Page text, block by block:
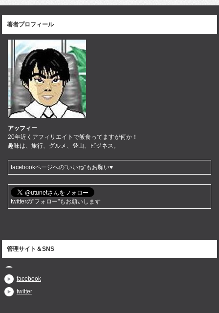
著者プロフィール
アッフィー
20年近くアフィリエイトで飯食ってますが何か！
趣味は、旅行、グルメ、登山、ビジネス。
facebookページへの"いいね"もお願い♥
twitterの"フォロー"もお願いします
管理サイト＆SNS
facebook
twitter